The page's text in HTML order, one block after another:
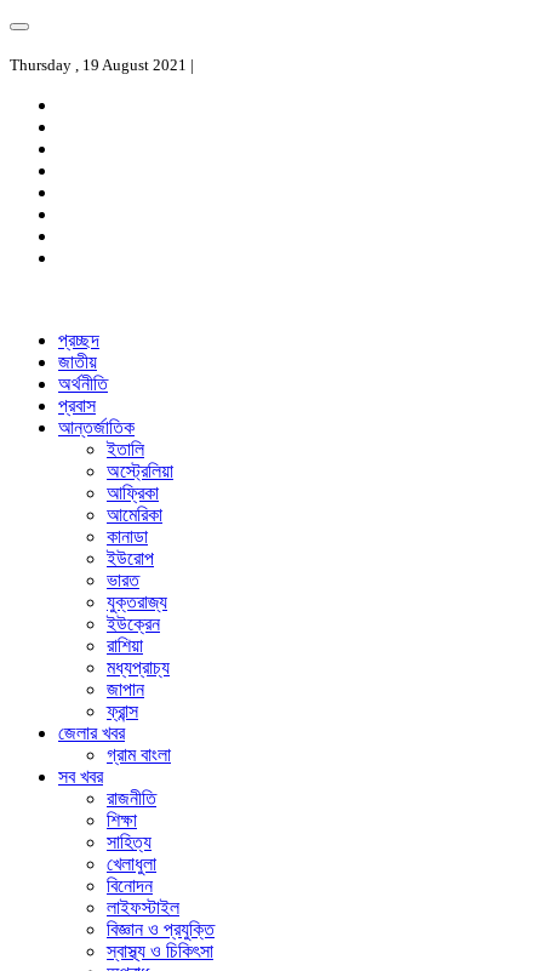
Thursday , 19 August 2021 |
প্রচ্ছদ
জাতীয়
অর্থনীতি
প্রবাস
আন্তর্জাতিক
ইতালি
অস্ট্রেলিয়া
আফ্রিকা
আমেরিকা
কানাডা
ইউরোপ
ভারত
যুক্তরাজ্য
ইউক্রেন
রাশিয়া
মধ্যপ্রাচ্য
জাপান
ফ্রান্স
জেলার খবর
গ্রাম বাংলা
সব খবর
রাজনীতি
শিক্ষা
সাহিত্য
খেলাধুলা
বিনোদন
লাইফস্টাইল
বিজ্ঞান ও প্রযুক্তি
স্বাস্থ্য ও চিকিৎসা